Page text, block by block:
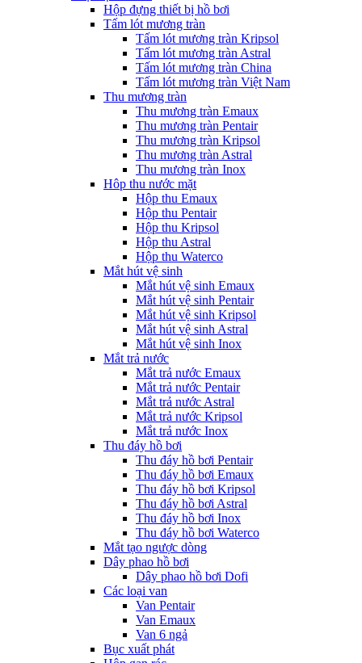
Hộp đựng thiết bị hồ bơi
Tấm lót mương tràn
Tấm lót mương tràn Kripsol
Tấm lót mương tràn Astral
Tấm lót mương tràn China
Tấm lót mương tràn Việt Nam
Thu mương tràn
Thu mương tràn Emaux
Thu mương tràn Pentair
Thu mương tràn Kripsol
Thu mương tràn Astral
Thu mương tràn Inox
Hôp thu nước mặt
Hộp thu Emaux
Hộp thu Pentair
Hộp thu Kripsol
Hộp thu Astral
Hộp thu Waterco
Mắt hút vệ sinh
Mắt hút vệ sinh Emaux
Mắt hút vệ sinh Pentair
Mắt hút vệ sinh Kripsol
Mắt hút vệ sinh Astral
Mắt hút vệ sinh Inox
Mắt trả nước
Mắt trả nước Emaux
Mắt trả nước Pentair
Mắt trả nước Astral
Mắt trả nước Kripsol
Mắt trả nước Inox
Thu đáy hồ bơi
Thu đáy hồ bơi Pentair
Thu đáy hồ bơi Emaux
Thu đáy hồ bơi Kripsol
Thu đáy hồ bơi Astral
Thu đáy hồ bơi Inox
Thu đáy hồ bơi Waterco
Mắt tạo ngược dòng
Dây phao hồ bơi
Dây phao hồ bơi Dofi
Các loại van
Van Pentair
Van Emaux
Van 6 ngả
Bục xuất phát